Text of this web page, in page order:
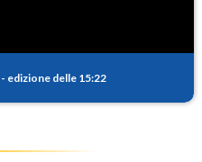
- edizione delle 15:22